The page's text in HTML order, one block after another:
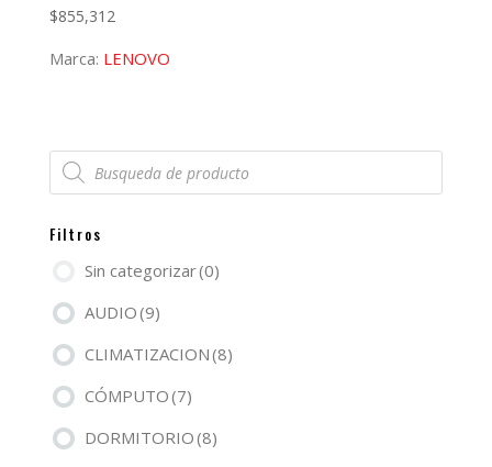
$855,312
Marca: LENOVO
Búsqueda
de
productos
Filtros
Sin categorizar(0)
AUDIO(9)
CLIMATIZACION(8)
CÓMPUTO(7)
DORMITORIO(8)